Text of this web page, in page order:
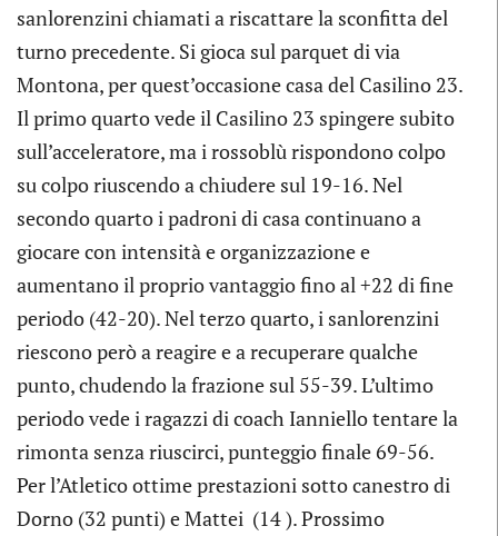
sanlorenzini chiamati a riscattare la sconfitta del
turno precedente. Si gioca sul parquet di via
Montona, per quest’occasione casa del Casilino 23.
Il primo quarto vede il Casilino 23 spingere subito
sull’acceleratore, ma i rossoblù rispondono colpo
su colpo riuscendo a chiudere sul 19-16. Nel
secondo quarto i padroni di casa continuano a
giocare con intensità e organizzazione e
aumentano il proprio vantaggio fino al +22 di fine
periodo (42-20). Nel terzo quarto, i sanlorenzini
riescono però a reagire e a recuperare qualche
punto, chudendo la frazione sul 55-39. L’ultimo
periodo vede i ragazzi di coach Ianniello tentare la
rimonta senza riuscirci, punteggio finale 69-56.
Per l’Atletico ottime prestazioni sotto canestro di
Dorno (32 punti) e Mattei (14 ). Prossimo